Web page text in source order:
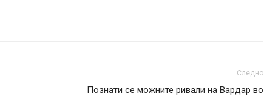
Следно
Познати се можните ривали на Вардар во